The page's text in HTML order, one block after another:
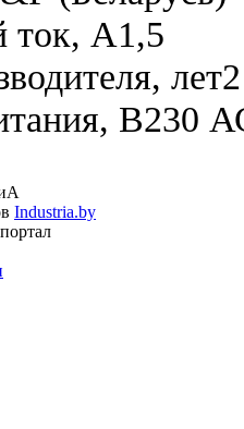
ток, A1,5
лет2
В230
Industria.by